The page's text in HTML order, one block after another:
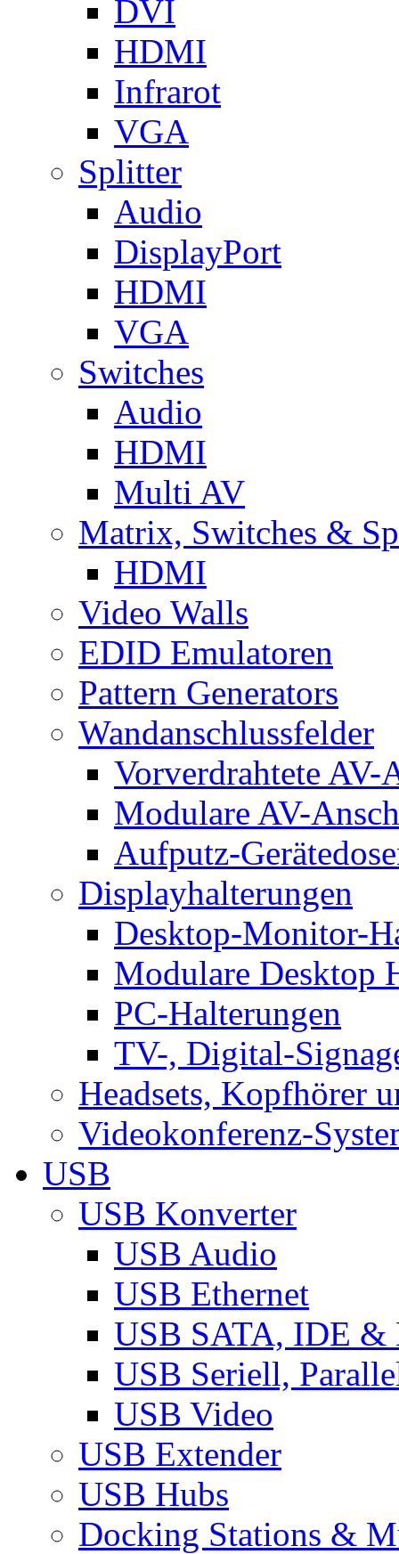
DVI
HDMI
Infrarot
VGA
Splitter
Audio
DisplayPort
HDMI
VGA
Switches
Audio
HDMI
Multi AV
Matrix, Switches &
HDMI
Video Walls
EDID Emulatoren
Pattern Generators
Wandanschlussfelder
Vorverdrahtete AV-
Modulare AV-
Aufputz-
Displayhalterungen
Desktop-Monitor-
Modulare Desktop
PC-Halterungen
TV-, Digital-
Headsets, Kopfhörer
Videokonferenz-
USB
USB Konverter
USB Audio
USB Ethernet
USB SATA, IDE &
USB Seriell,
USB Video
USB Extender
USB Hubs
Docking Stations &